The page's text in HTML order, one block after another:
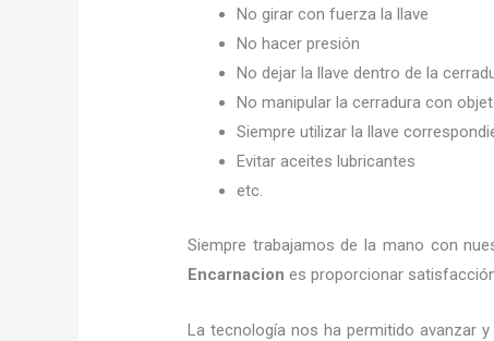
No girar con fuerza la llave
No hacer presión
No dejar la llave dentro de la
No manipular la cerradura con
Siempre utilizar la llave
Evitar aceites lubricantes
etc.
Siempre trabajamos de la mano con
Encarnacion es proporcionar
La tecnología nos ha permitido avanzar